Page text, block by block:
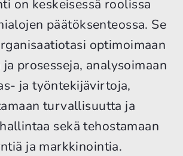
on keskeisessä roolissa
päätöksenteossa. Se
optimoimaan
prosesseja, analysoimaan
ja työntekijävirtoja,
turvallisuutta ja
sekä tehostamaan
ja markkinointia.